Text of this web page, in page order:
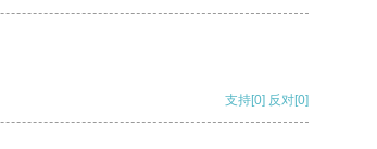
支持[0] 反对[0]